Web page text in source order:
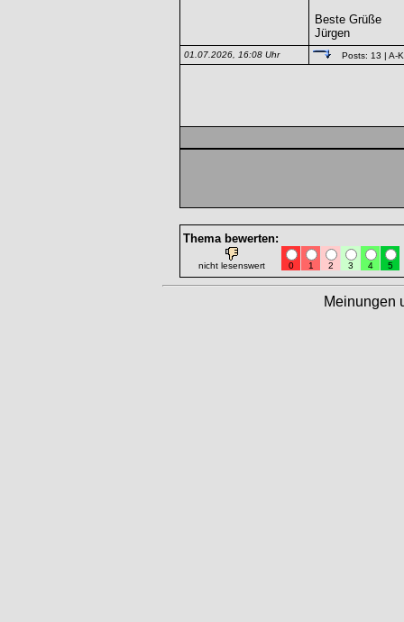
Beste Grüße
Jürgen
01.07.2026, 16:08 Uhr Posts: 13 | A-
Thema bewerten:
nicht lesenswert 0 1 2 3 4 5
Meinungen